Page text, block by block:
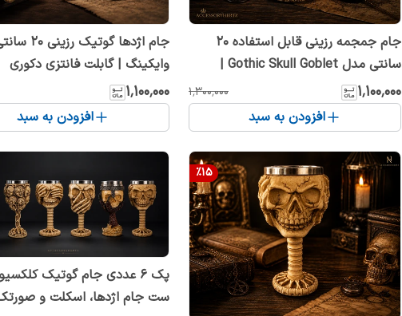
جام جمجمه رزینی قابل استفاده 20
سانتی مدل Gothic Skull Goblet |
لیوان اسکلت فانتزی و کلکسیونی
۱٬۱۰۰٬۰۰۰ ۱٬۳۰۰٬۰۰۰
افزودن به سبد
جام اژدها
وایکینگ | گابلت فانتزی دکوری
کلکسیونی
۱٬۱۰۰٬۰۰۰
افزودن به سبد
%15
پک ۶ عددی جام گوتیک
ست جام اژدها، اسکلت و